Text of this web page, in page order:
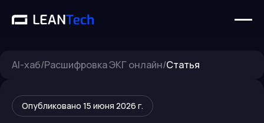
AI-хаб/Расшифровка ЭКГ онлайн/Статья
Опубликовано 15 июня 2026 г.